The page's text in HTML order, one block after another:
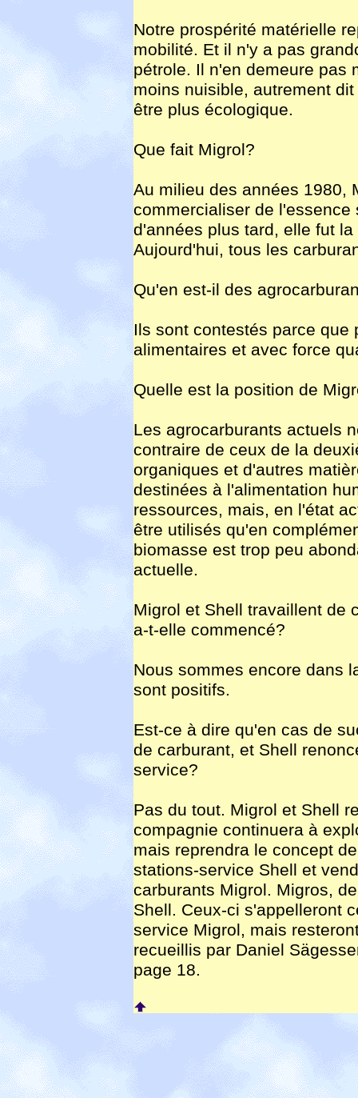
Notre prospérité matérielle
mobilité. Et il n'y a pas
pétrole. Il n'en demeure pas
moins nuisible, autrement
être plus écologique.
Que fait Migrol?
Au milieu des années 1980,
commercialiser de
d'années plus tard, elle fut
Aujourd'hui, tous les
Qu'en est-il des
Ils sont contestés parce
alimentaires et avec force
Quelle est la position de
Les agrocarburants actuels
contraire de ceux de la
organiques et d'autres
destinées à l'alimentation
ressources, mais, en l'état
être utilisés qu'en
biomasse est trop peu
actuelle.
Migrol et Shell travaillent de
a-t-elle commencé?
Nous sommes encore dans
sont positifs.
Est-ce à dire qu'en cas de
de carburant, et Shell
service?
Pas du tout. Migrol et Shell
compagnie continuera à
mais reprendra le concept
stations-service Shell et
carburants Migrol. Migros,
Shell. Ceux-ci s'appelleront
service Migrol, mais
recueillis par Daniel
page 18.